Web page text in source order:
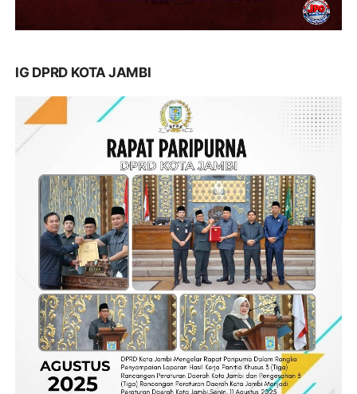
IG DPRD KOTA JAMBI